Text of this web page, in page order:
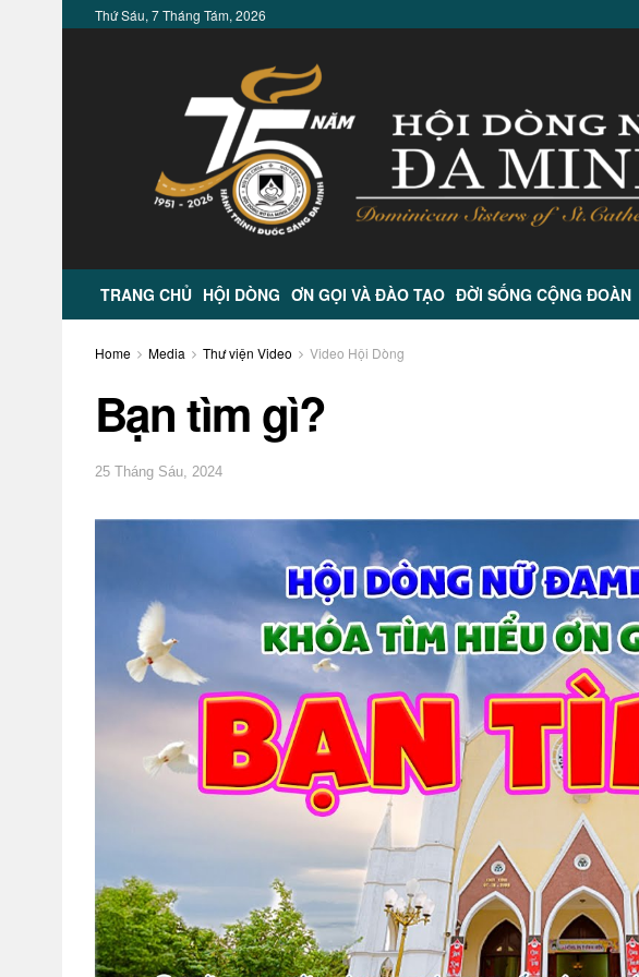
Thứ Sáu, 7 Tháng Tám, 2026
TRANG CHỦ HỘI DÒNG ƠN GỌI VÀ ĐÀO TẠO ĐỜI SỐNG CỘNG ĐOÀN
Home Media Thư viện Video Video Hội Dòng
Bạn tìm gì?
25 Tháng Sáu, 2024